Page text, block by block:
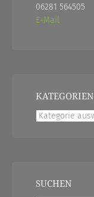
06281 564505
E-Mail
KATEGORIEN
Kategorien
SUCHEN